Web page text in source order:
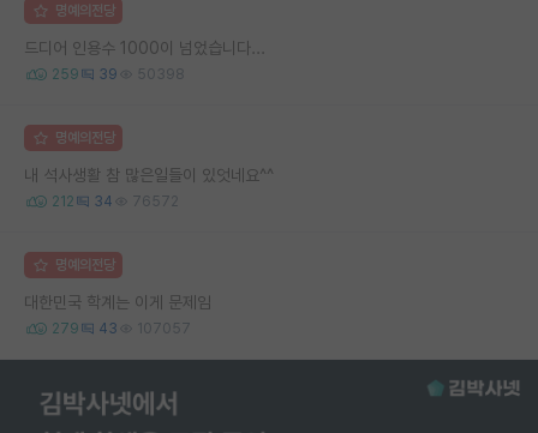
명예의전당
드디어 인용수 1000이 넘었습니다...
259 39 50398
명예의전당
내 석사생활 참 많은일들이 있엇네요^^
212 34 76572
명예의전당
대한민국 학계는 이게 문제임
279 43 107057